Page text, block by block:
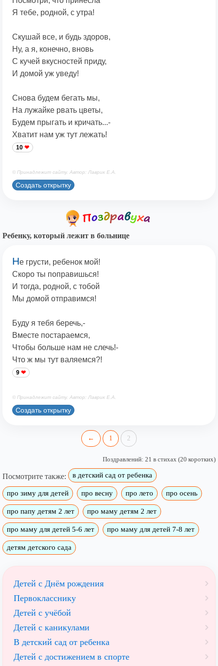
Я тебе, родной, с утра!
Скушай все, и будь здоров,
Ну, а я, конечно, вновь
С кучей вкусностей приду,
И домой уж уведу!
Снова будем бегать мы,
На лужайке рвать цветы,
Будем прыгать и кричать...-
Хватит нам уж тут лежать!
10
© Принадлежит сайту. Автор: Лаврик Е.А.
Создать открытку
Ребенку, который лежит в больнице
Не грусти, ребенок мой!
Скоро ты поправишься!
И тогда, родной, с тобой
Мы домой отправимся!
Буду я тебя беречь,-
Вместе постараемся,
Чтобы больше нам не слечь!-
Что ж мы тут валяемся?!
9
© Принадлежит сайту. Автор: Лаврик Е.А.
Создать открытку
← 1 2
Поздравлений: 21 в стихах (20 коротких)
Посмотрите также: в детский сад от ребенка
про зиму для детей про весну про лето про осень
про папу детям 2 лет про маму детям 2 лет
про маму для детей 5-6 лет про маму для детей 7-8 лет
детям детского сада
Детей с Днём рождения
Первокласснику
Детей с учёбой
Детей с каникулами
В детский сад от ребенка
Детей с достижением в спорте